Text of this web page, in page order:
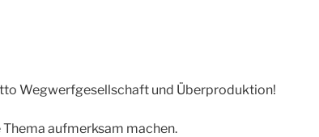
Wegwerfgesellschaft und Überproduktion!
aufmerksam machen.